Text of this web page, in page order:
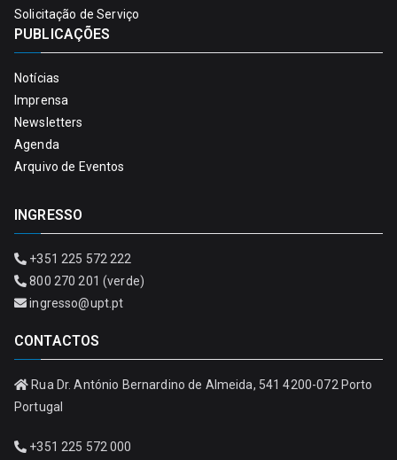
Solicitação de Serviço
PUBLICAÇÕES
Notícias
Imprensa
Newsletters
Agenda
Arquivo de Eventos
INGRESSO
+351 225 572 222
800 270 201 (verde)
ingresso@upt.pt
CONTACTOS
Rua Dr. António Bernardino de Almeida, 541 4200-072 Porto
Portugal
+351 225 572 000